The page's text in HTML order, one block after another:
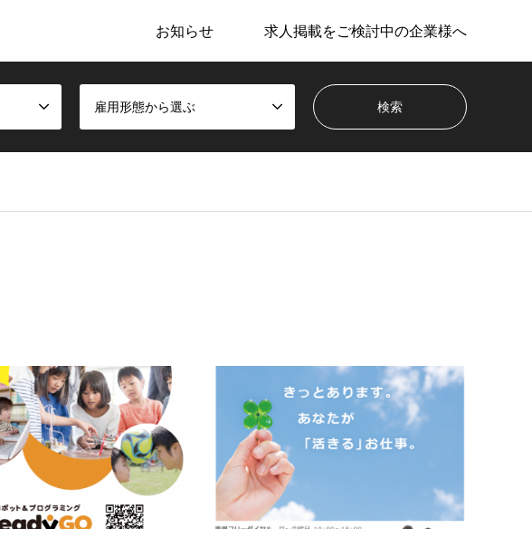
お知らせ 求人掲載をご検討中の企業様へ
雇用形態から選ぶ